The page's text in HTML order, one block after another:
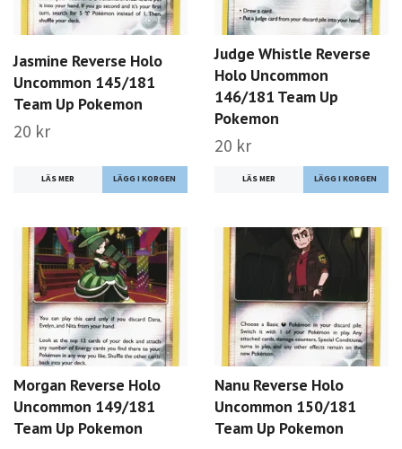
Jasmine Reverse Holo
Uncommon 145/181
Team Up Pokemon
20 kr
LÄS MER
Judge Whistle Reverse
Holo Uncommon
146/181 Team Up
Pokemon
20 kr
LÄS MER
Morgan Reverse Holo
Uncommon 149/181
Team Up Pokemon
Nanu Reverse Holo
Uncommon 150/181
Team Up Pokemon